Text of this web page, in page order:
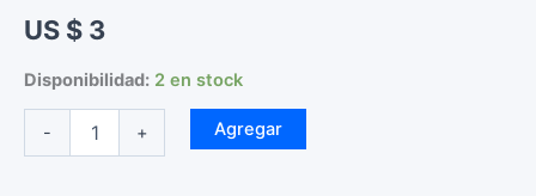
US $ 3
Disponibilidad: 2 en stock
- + Agregar